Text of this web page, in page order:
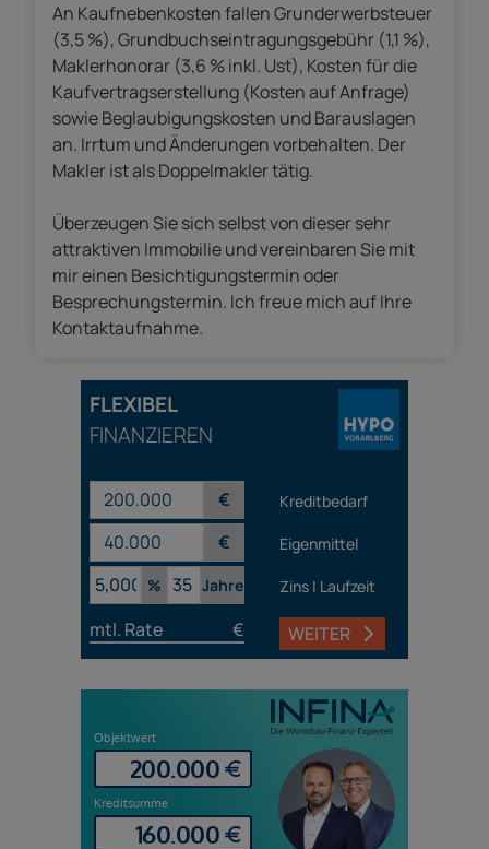
An Kaufnebenkosten fallen Grunderwerbsteuer
(3,5 %), Grundbuchseintragungsgebühr (1,1 %),
Maklerhonorar (3,6 % inkl. Ust), Kosten für die
Kaufvertragserstellung (Kosten auf Anfrage)
sowie Beglaubigungskosten und Barauslagen
an. Irrtum und Änderungen vorbehalten. Der
Makler ist als Doppelmakler tätig.
Überzeugen Sie sich selbst von dieser sehr
attraktiven Immobilie und vereinbaren Sie mit
mir einen Besichtigungstermin oder
Besprechungstermin. Ich freue mich auf Ihre
Kontaktaufnahme.
FLEXIBEL
FINANZIEREN
€ Kreditbedarf
€
Eigenmittel
%
Jahre Zins | Laufzeit
mtl. Rate € WEITER